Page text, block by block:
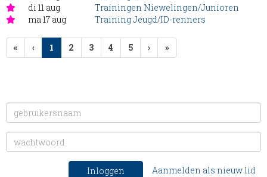
di 11 aug
Trainingen Niewelingen/Junioren
ma 17 aug
Training Jeugd/ID-renners
« ‹ 1 (huidige)
2 3 4 5 › »
Inloggen Aanmelden als nieuw lid